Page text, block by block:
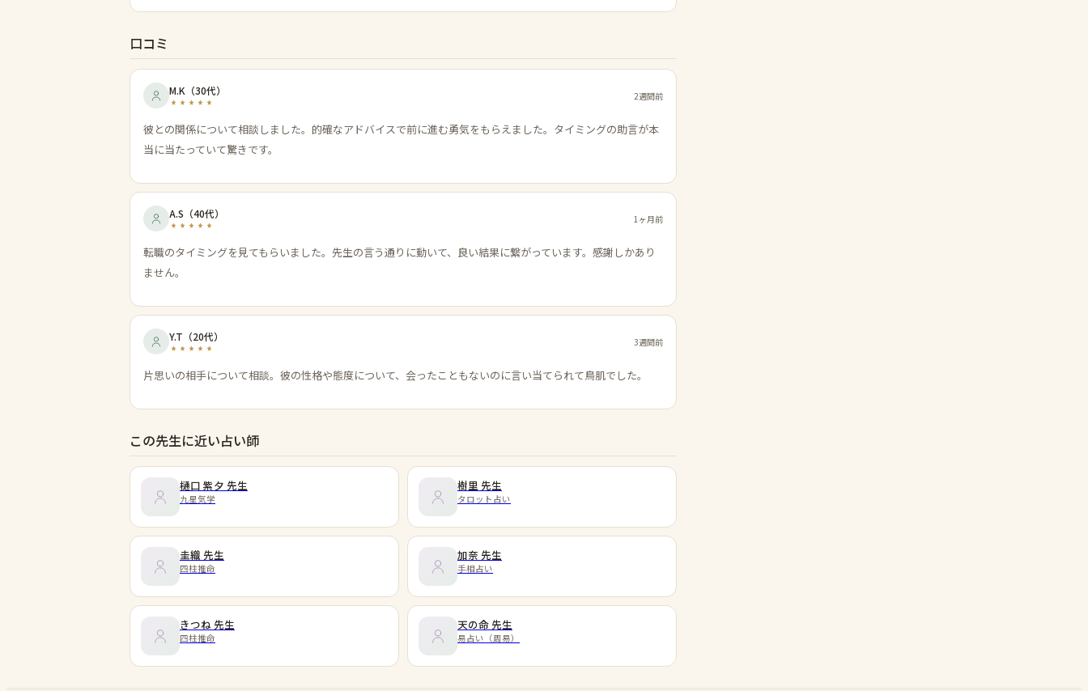
口コミ
M.K （30代） 2週間前
彼との関係について相談しました。的確なアドバイスで前に進む勇気をもらえました。タイミングの助言が本
当に当たっていて驚きです。
A.S （40代） 1ヶ月前
転職のタイミングを見てもらいました。先生の言う通りに動いて、良い結果に繋がっています。感謝しかあり
ません。
Y.T （20代） 3週間前
片思いの相手について相談。彼の性格や態度について、会ったこともないのに言い当てられて鳥肌でした。
この先生に近い占い師
樋口 紫夕 先生
九星気学
樹里 先生
タロット占い
圭織 先生
四柱推命
加奈 先生
手相占い
きつね 先生
四柱推命
天の命 先生
易占い（周易）